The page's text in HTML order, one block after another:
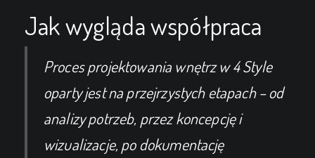
Jak wygląda współpraca
Proces projektowania wnętrz w 4 Style
oparty jest na przejrzystych etapach – od
analizy potrzeb, przez koncepcję i
wizualizacje, po dokumentację